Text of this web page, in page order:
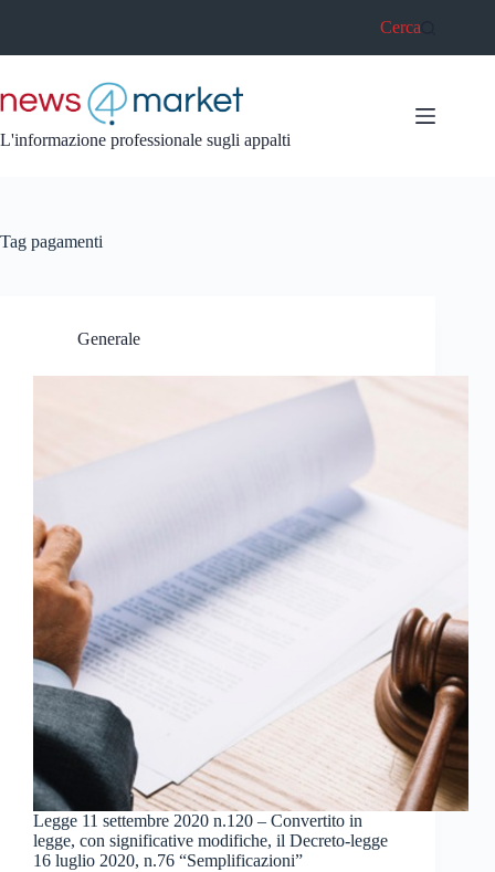
Cerca
L'informazione professionale sugli appalti
Tag pagamenti
Generale
Legge 11 settembre 2020 n.120 – Convertito in
legge, con significative modifiche, il Decreto-legge
16 luglio 2020, n.76 “Semplificazioni”